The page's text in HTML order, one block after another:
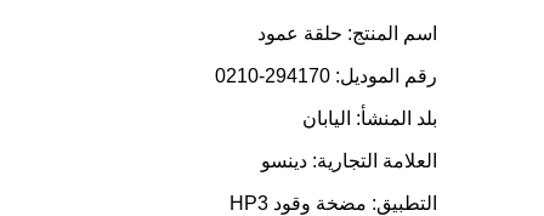
اسم المنتج: حلقة عمود
رقم الموديل: 294170-0210
بلد المنشأ: اليابان
العلامة التجارية: دينسو
التطبيق: مضخة وقود HP3